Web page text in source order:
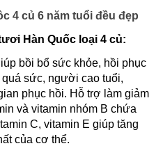
4 củ 6 năm tuổi đều đẹp
Hàn Quốc loại 4 củ:
bồi bổ sức khỏe, hồi phục
sức, người cao tuổi,
phục hồi. Hỗ trợ làm giảm
và vitamin nhóm B chứa
C, vitamin E giúp tăng
của cơ thể.